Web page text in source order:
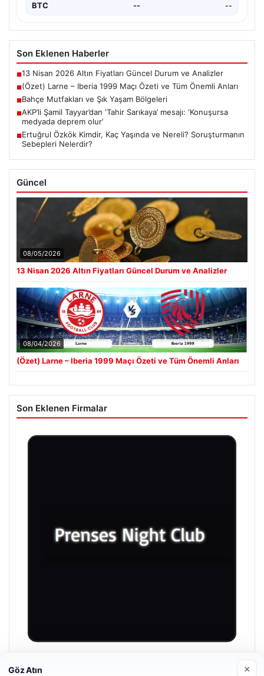
BTC -- --
Son Eklenen Haberler
■13 Nisan 2026 Altın Fiyatları Güncel Durum ve Analizler
■(Özet) Larne – Iberia 1999 Maçı Özeti ve Tüm Önemli Anları
■Bahçe Mutfakları ve Şık Yaşam Bölgeleri
■AKP’li Şamil Tayyar’dan ‘Tahir Sarıkaya’ mesajı: ‘Konuşursa
medyada deprem olur’
■Ertuğrul Özkök Kimdir, Kaç Yaşında ve Nereli? Soruşturmanın
Sebepleri Nelerdir?
Güncel
08/05/2026
13 Nisan 2026 Altın Fiyatları Güncel Durum ve Analizler
08/04/2026
(Özet) Larne – Iberia 1999 Maçı Özeti ve Tüm Önemli Anları
Son Eklenen Firmalar
Prenses Night Club
Göz Atın ×